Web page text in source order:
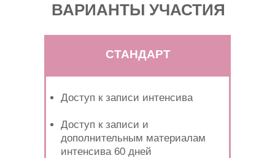
СТАНДАРТ
Доступ к записи интенсива
Доступ к записи и
дополнительным материалам
интенсива 60 дней
ВАРИАНТЫ УЧАСТИЯ